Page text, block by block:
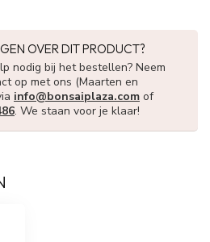
OVER DIT PRODUCT?
nodig bij het bestellen? Neem
op met ons (Maarten en
info@bonsaiplaza.com of
. We staan voor je klaar!